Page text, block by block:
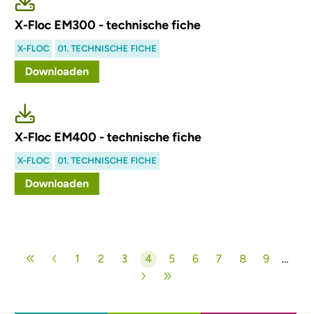
X-Floc EM300 - technische fiche
X-FLOC 01. TECHNISCHE FICHE
Downloaden
X-Floc EM400 - technische fiche
X-FLOC 01. TECHNISCHE FICHE
Downloaden
PagineringPagina
1 Pagina
2 Pagina
3 Huidige pagina
4 Pagina
5 Pagina
6 Pagina
7 Pagina
8 Pagina
9 …